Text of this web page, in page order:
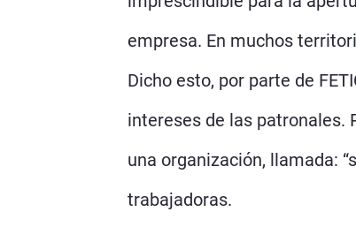
empresa. En muchos
Dicho esto, por parte de
intereses de las patronales.
una organización, llamada:
trabajadoras.